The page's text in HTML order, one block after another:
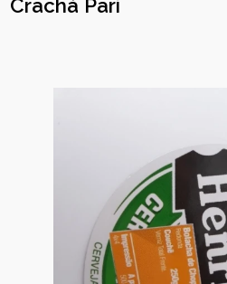
Crachá Pari